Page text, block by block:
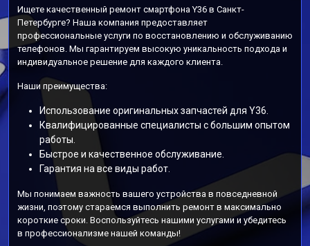
Ищете качественный ремонт смартфона Y36 в Санкт-
Петербурге? Наша компания предоставляет
профессиональные услуги по восстановлению и обслуживанию
телефонов. Мы гарантируем высокую уникальность подхода и
индивидуальное решение для каждого клиента.
Наши преимущества:
Использование оригинальных запчастей для Y36.
Квалифицированные специалисты с большим опытом
работы.
Быстрое и качественное обслуживание.
Гарантия на все виды работ.
Мы понимаем важность вашего устройства в повседневной
жизни, поэтому стараемся выполнить ремонт в максимально
короткие сроки. Воспользуйтесь нашими услугами и убедитесь
в профессионализме нашей команды!